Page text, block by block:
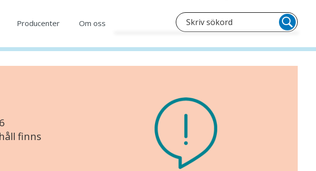
Producenter Om oss
finns